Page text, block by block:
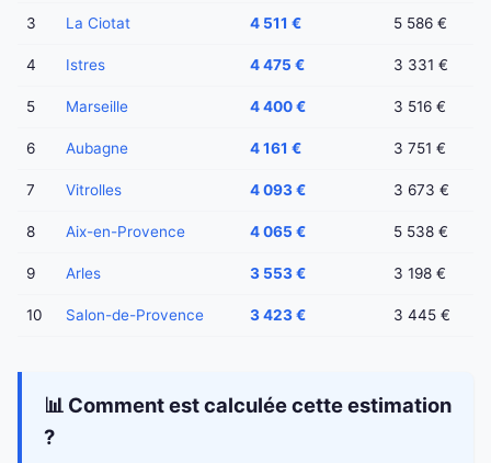
3 La Ciotat 4 511 € 5 586 €
4 Istres 4 475 € 3 331 €
5 Marseille 4 400 € 3 516 €
6 Aubagne 4 161 € 3 751 €
7 Vitrolles 4 093 € 3 673 €
8 Aix-en-Provence 4 065 € 5 538 €
9 Arles 3 553 € 3 198 €
10 Salon-de-Provence 3 423 € 3 445 €
📊 Comment est calculée cette estimation
?